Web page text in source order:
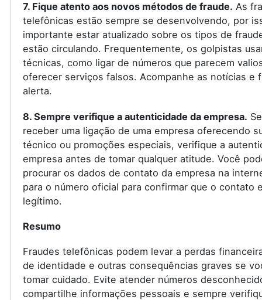
7. Fique atento aos novos métodos de fraude. As
telefônicas estão sempre se desenvolvendo, por
importante estar atualizado sobre os tipos de
estão circulando. Frequentemente, os golpistas
técnicas, como ligar de números que parecem
oferecer serviços falsos. Acompanhe as notícias e
alerta.
8. Sempre verifique a autenticidade da empresa.
receber uma ligação de uma empresa oferecendo
técnico ou promoções especiais, verifique a
empresa antes de tomar qualquer atitude. Você
procurar os dados de contato da empresa na
para o número oficial para confirmar que o contato
legítimo.
Resumo
Fraudes telefônicas podem levar a perdas
de identidade e outras consequências graves se
tomar cuidado. Evite atender números
compartilhe informações pessoais e sempre